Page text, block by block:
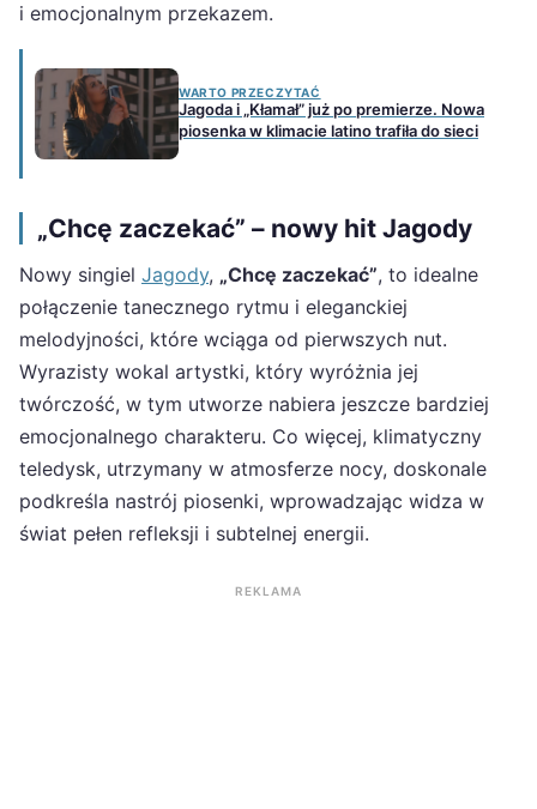
i emocjonalnym przekazem.
WARTO PRZECZYTAĆ
Jagoda i „Kłamał” już po premierze. Nowa
piosenka w klimacie latino trafiła do sieci
„Chcę zaczekać” – nowy hit Jagody
Nowy singiel Jagody, „Chcę zaczekać”, to idealne
połączenie tanecznego rytmu i eleganckiej
melodyjności, które wciąga od pierwszych nut.
Wyrazisty wokal artystki, który wyróżnia jej
twórczość, w tym utworze nabiera jeszcze bardziej
emocjonalnego charakteru. Co więcej, klimatyczny
teledysk, utrzymany w atmosferze nocy, doskonale
podkreśla nastrój piosenki, wprowadzając widza w
świat pełen refleksji i subtelnej energii.
REKLAMA